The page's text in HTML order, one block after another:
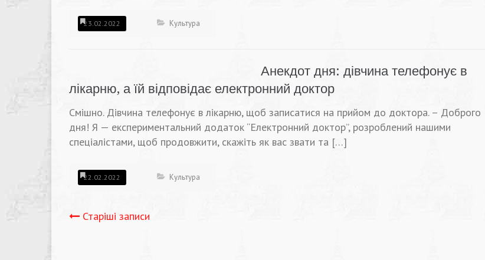
23.02.2022 Культура
Анекдот дня: дівчина телефонує в
лікарню, а їй відповідає електронний доктор
Смішно. Дівчина телефонує в лікарню, щоб записатися на прийом до доктора. – Доброго
дня! Я — експериментальний додаток “Електронний доктор”, розроблений нашими
спеціалістами, щоб продовжити, скажіть як вас звати та […]
22.02.2022 Культура
Навігація
Старіші записи